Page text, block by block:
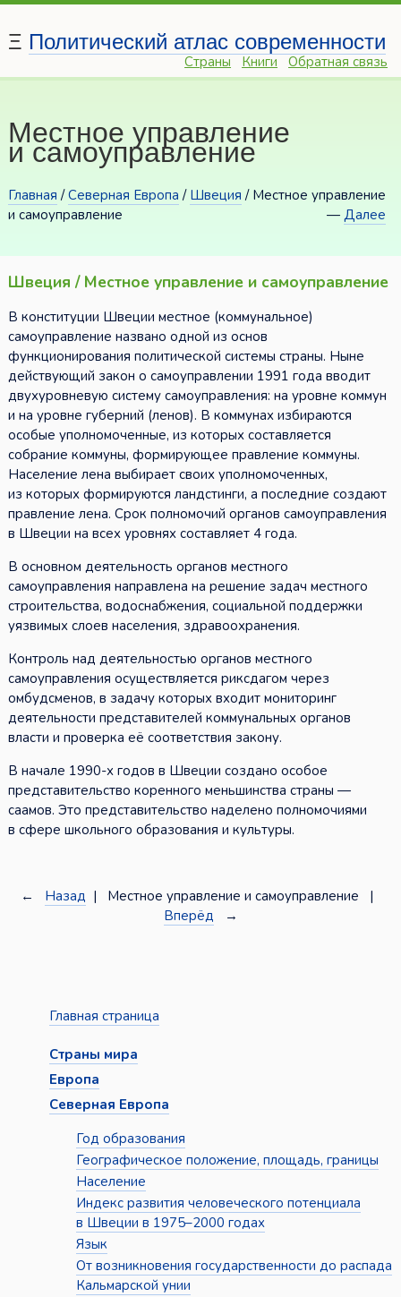
Ξ Политический атлас современности
Страны Книги Обратная связь
Местное управление
и самоуправление
Главная /Северная Европа / Швеция / Местное управление
и самоуправление
—Далее
Швеция / Местное управление и самоуправление
В конституции Швеции местное (коммунальное)
самоуправление названо одной из основ
функционирования политической системы страны. Ныне
действующий закон о самоуправлении 1991 года вводит
двухуровневую систему самоуправления: на уровне коммун
и на уровне губерний (ленов). В коммунах избираются
особые уполномоченные, из которых составляется
собрание коммуны, формирующее правление коммуны.
Население лена выбирает своих уполномоченных,
из которых формируются ландстинги, а последние создают
правление лена. Срок полномочий органов самоуправления
в Швеции на всех уровнях составляет 4 года.
В основном деятельность органов местного
самоуправления направлена на решение задач местного
строительства, водоснабжения, социальной поддержки
уязвимых слоев населения, здравоохранения.
Контроль над деятельностью органов местного
самоуправления осуществляется риксдагом через
омбудсменов, в задачу которых входит мониторинг
деятельности представителей коммунальных органов
власти и проверка её соответствия закону.
В начале 1990-х годов в Швеции создано особое
представительство коренного меньшинства страны —
саамов. Это представительство наделено полномочиями
в сфере школьного образования и культуры.
← Назад | Местное управление и самоуправление |
Вперёд →
Главная страница
Страны мира
Европа
Северная Европа
Год образования
Географическое положение, площадь, границы
Население
Индекс развития человеческого потенциала
в Швеции в 1975–2000 годах
Язык
От возникновения государственности до распада
Кальмарской унии